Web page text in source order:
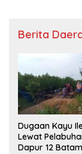
Berita
Dugaan Kayu
Lewat
Dapur 12